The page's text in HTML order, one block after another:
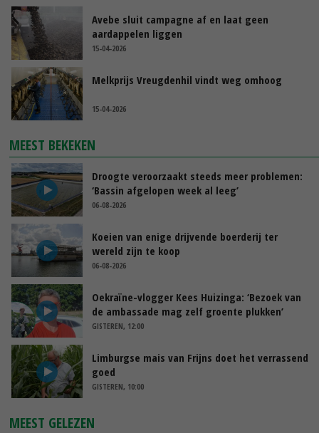
Avebe sluit campagne af en laat geen
aardappelen liggen
15-04-2026
Melkprijs Vreugdenhil vindt weg omhoog
15-04-2026
MEEST BEKEKEN
Droogte veroorzaakt steeds meer problemen:
‘Bassin afgelopen week al leeg’
06-08-2026
Koeien van enige drijvende boerderij ter
wereld zijn te koop
06-08-2026
Oekraïne-vlogger Kees Huizinga: ‘Bezoek van
de ambassade mag zelf groente plukken’
GISTEREN, 12:00
Limburgse mais van Frijns doet het verrassend
goed
GISTEREN, 10:00
MEEST GELEZEN